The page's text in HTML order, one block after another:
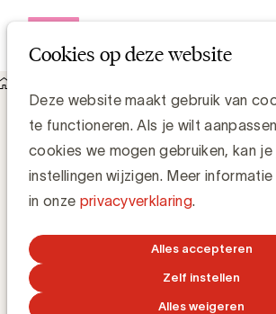
Cookies op deze website
Deze website maakt gebruik van
te functioneren. Als je wilt
cookies we mogen gebruiken, kan
instellingen wijzigen. Meer
in onze privacyverklaring.
Alles accepteren
Zelf instellen
Alles weigeren
Navigate
Reporting
Hoe bereid je je voor op de nieuwe
duurzaamheidsrapportage?
TRAINING 24/7